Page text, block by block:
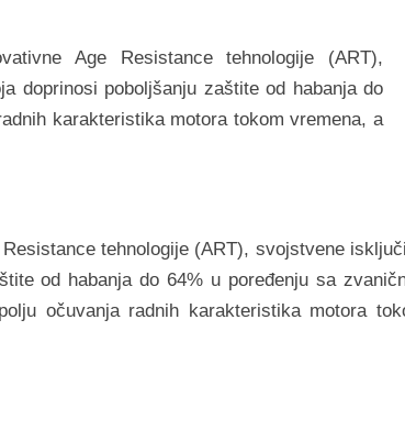
Age Resistance tehnologije (ART),
doprinosi poboljšanju zaštite od habanja do
karakteristika motora tokom vremena, a
tehnologije (ART), svojstvene
od habanja do 64% u poređenju sa
očuvanja radnih karakteristika motora